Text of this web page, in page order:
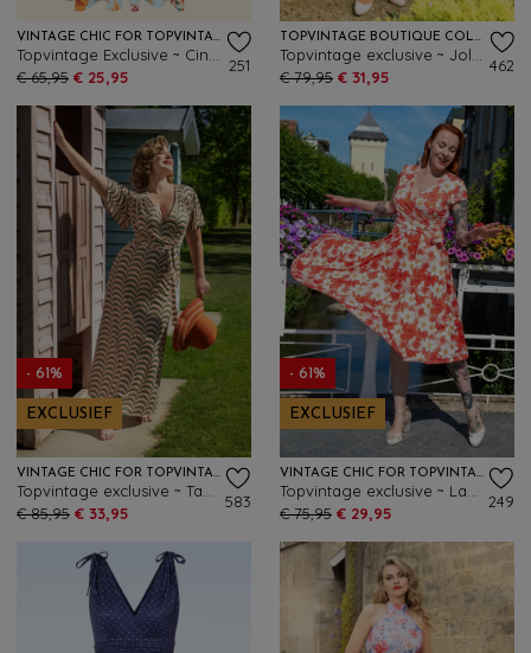
VINTAGE CHIC FOR TOPVINTAGE
€ 65,95 € 25,95
251
TOPVINTAGE BOUTIQUE COLLECTION
€ 79,95 € 31,95
462
- 61%
EXCLUSIEF
VINTAGE CHIC FOR TOPVINTAGE
€ 85,95 € 33,95
583
- 61%
EXCLUSIEF
VINTAGE CHIC FOR TOPVINTAGE
€ 75,95 € 29,95
249